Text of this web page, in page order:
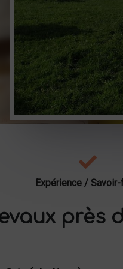
Expérience /
près